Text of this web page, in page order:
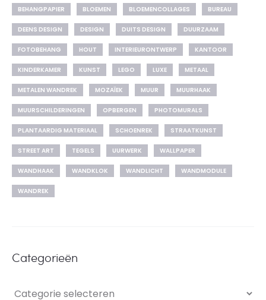
BEHANGPAPIER BLOEMEN BLOEMENCOLLAGES BUREAU
DEENS DESIGN DESIGN DUITS DESIGN DUURZAAM
FOTOBEHANG HOUT INTERIEURONTWERP KANTOOR
KINDERKAMER KUNST LEGO LUXE METAAL
METALEN WANDREK MOZAÏEK MUUR MUURHAAK
MUURSCHILDERINGEN OPBERGEN PHOTOMURALS
PLANTAARDIG MATERIAAL SCHOENREK STRAATKUNST
STREET ART TEGELS UURWERK WALLPAPER
WANDHAAK WANDKLOK WANDLICHT WANDMODULE
WANDREK
Categorieën
Categorieën